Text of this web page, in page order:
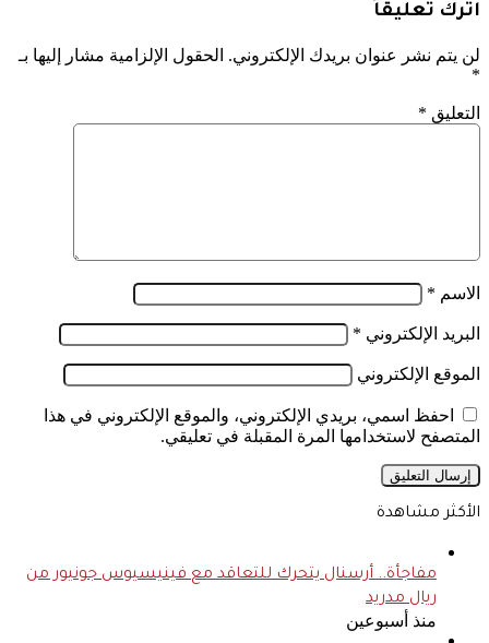
اترك تعليقاً
لن يتم نشر عنوان بريدك الإلكتروني. الحقول الإلزامية مشار إليها بـ
*
التعليق *
الاسم *
البريد الإلكتروني *
الموقع الإلكتروني
احفظ اسمي، بريدي الإلكتروني، والموقع الإلكتروني في هذا
المتصفح لاستخدامها المرة المقبلة في تعليقي.
الأكثر مشاهدة
مفاجأة.. أرسنال يتحرك للتعاقد مع فينيسيوس جونيور من
ريال مدريد
منذ أسبوعين